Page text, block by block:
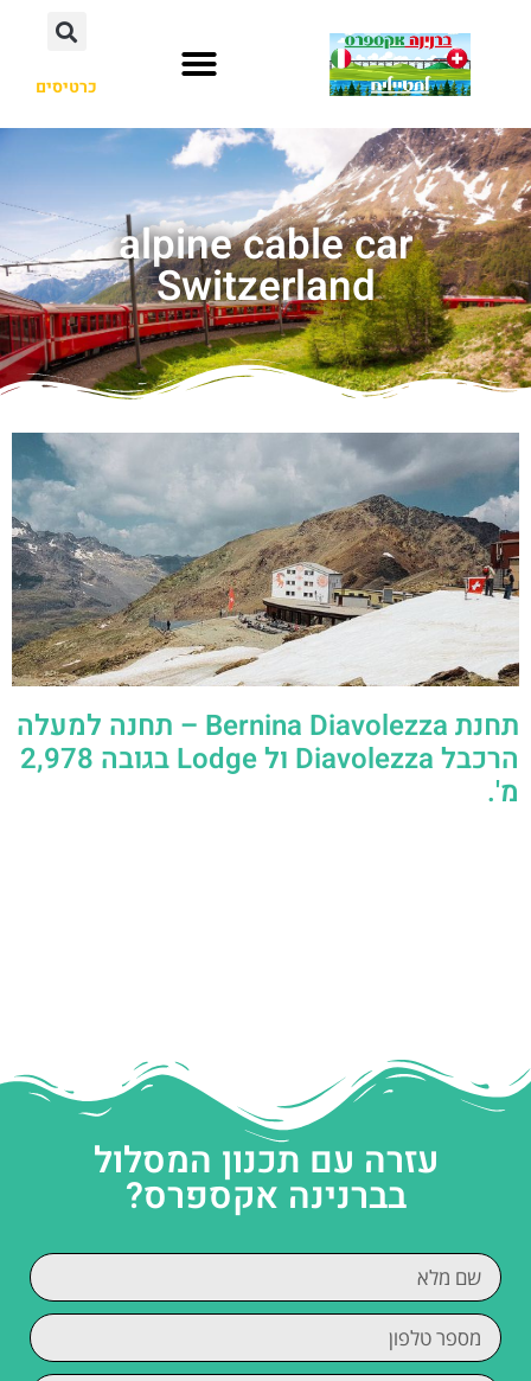
כרטיסים
alpine cable car
Switzerland
תחנת Bernina Diavolezza – תחנה למעלה
הרכבל Diavolezza ול Lodge בגובה 2,978
מ'.
עזרה עם תכנון המסלול
בברנינה אקספרס?